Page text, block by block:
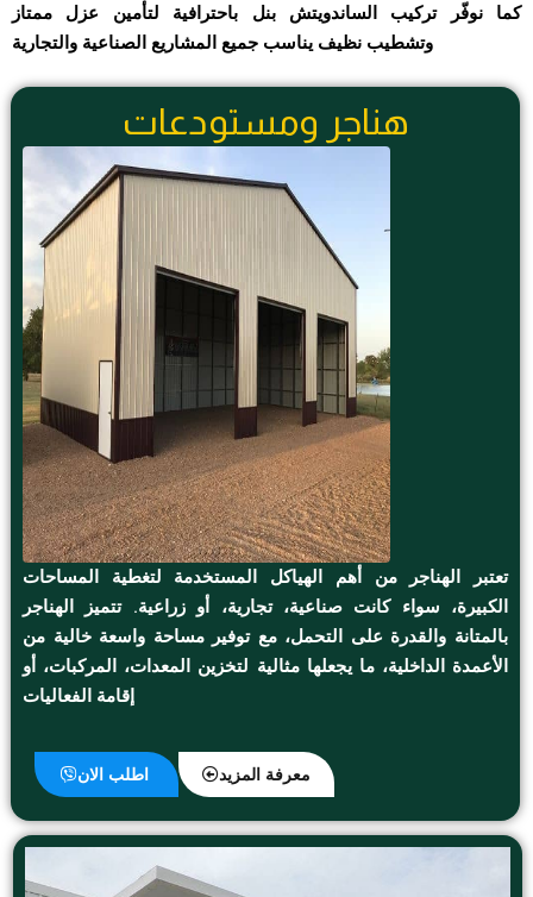
كما نوفّر تركيب الساندويتش بنل باحترافية لتأمين عزل ممتاز
وتشطيب نظيف يناسب جميع المشاريع الصناعية والتجارية
هناجر ومستودعات
تعتبر الهناجر من أهم الهياكل المستخدمة لتغطية المساحات
الكبيرة، سواء كانت صناعية، تجارية، أو زراعية. تتميز الهناجر
بالمتانة والقدرة على التحمل، مع توفير مساحة واسعة خالية من
الأعمدة الداخلية، ما يجعلها مثالية لتخزين المعدات، المركبات، أو
إقامة الفعاليات
اطلب الان معرفة المزيد